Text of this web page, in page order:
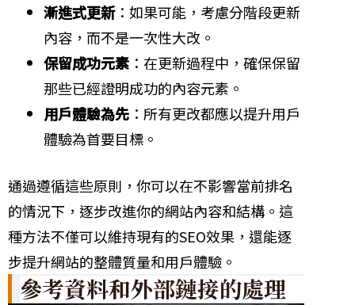
漸進式更新：如果可能，考慮分階段更新
內容，而不是一次性大改。
保留成功元素 ：在更新過程中，確保保留
那些已經證明成功的內容元素。
用戶體驗為先 ：所有更改都應以提升用戶
體驗為首要目標。
通過遵循這些原則，你可以在不影響當前排名
的情況下，逐步改進你的網站內容和結構。這
種方法不僅可以維持現有的SEO效果，還能逐
步提升網站的整體質量和用戶體驗。
參考資料和外部鏈接的處理